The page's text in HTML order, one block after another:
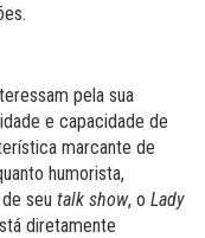
pela sua
e capacidade de
marcante de
humorista,
seu talk show, o Lady
diretamente